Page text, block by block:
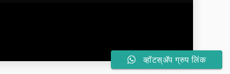
व्हॉटस्ॲप ग्रुप लिंक